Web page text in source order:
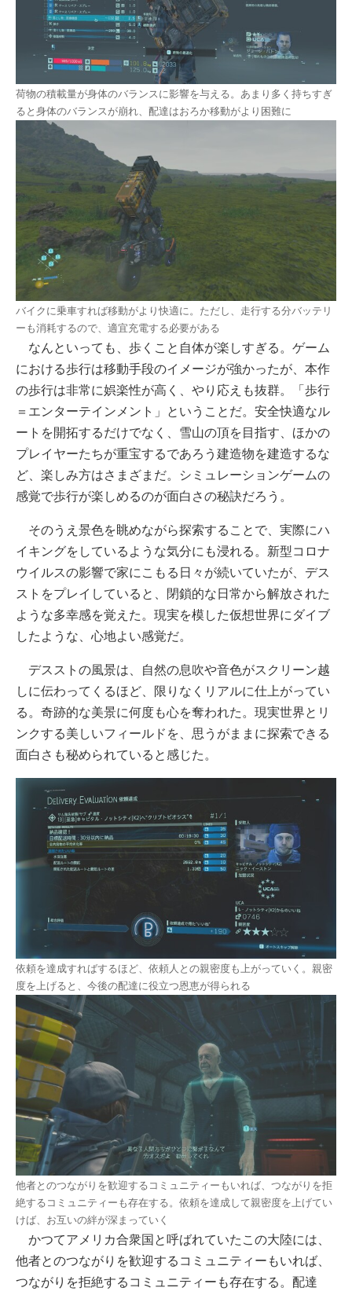
荷物の積載量が身体のバランスに影響を与える。あまり多く持ちすぎ
ると身体のバランスが崩れ、配達はおろか移動がより困難に
バイクに乗車すれば移動がより快適に。ただし、走行する分バッテリ
ーも消耗するので、適宜充電する必要がある
なんといっても、歩くこと自体が楽しすぎる。ゲーム
における歩行は移動手段のイメージが強かったが、本作
の歩行は非常に娯楽性が高く、やり応えも抜群。「歩行
＝エンターテインメント」ということだ。安全快適なル
ートを開拓するだけでなく、雪山の頂を目指す、ほかの
プレイヤーたちが重宝するであろう建造物を建造するな
ど、楽しみ方はさまざまだ。シミュレーションゲームの
感覚で歩行が楽しめるのが面白さの秘訣だろう。
そのうえ景色を眺めながら探索することで、実際にハ
イキングをしているような気分にも浸れる。新型コロナ
ウイルスの影響で家にこもる日々が続いていたが、デス
ストをプレイしていると、閉鎖的な日常から解放された
ような多幸感を覚えた。現実を模した仮想世界にダイブ
したような、心地よい感覚だ。
デスストの風景は、自然の息吹や音色がスクリーン越
しに伝わってくるほど、限りなくリアルに仕上がってい
る。奇跡的な美景に何度も心を奪われた。現実世界とリ
ンクする美しいフィールドを、思うがままに探索できる
面白さも秘められていると感じた。
依頼を達成すればするほど、依頼人との親密度も上がっていく。親密
度を上げると、今後の配達に役立つ恩恵が得られる
他者とのつながりを歓迎するコミュニティーもいれば、つながりを拒
絶するコミュニティーも存在する。依頼を達成して親密度を上げてい
けば、お互いの絆が深まっていく
かつてアメリカ合衆国と呼ばれていたこの大陸には、
他者とのつながりを歓迎するコミュニティーもいれば、
つながりを拒絶するコミュニティーも存在する。配達